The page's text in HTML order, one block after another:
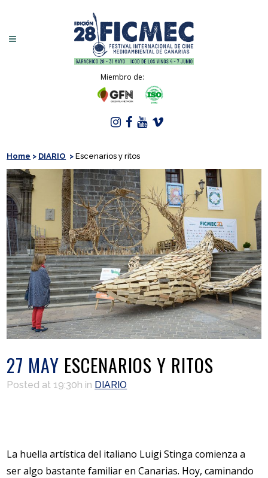
Miembro de:
Home > DIARIO >Escenarios y ritos
27 MAY ESCENARIOS Y RITOS
Posted at 19:30h in DIARIO
La huella artística del italiano Luigi Stinga comienza a
ser algo bastante familiar en Canarias. Hoy, caminando